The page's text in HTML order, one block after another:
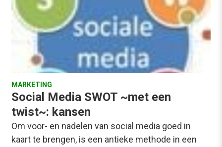
MARKETING
Social Media SWOT ~met een
twist~: kansen
Om voor- en nadelen van social media goed in
kaart te brengen, is een antieke methode in een